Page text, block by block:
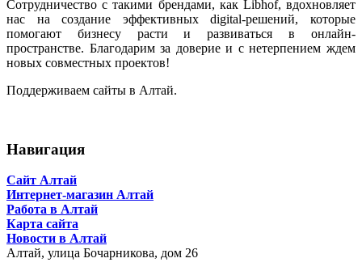
Сотрудничество с такими брендами, как Libhof, вдохновляет
нас на создание эффективных digital-решений, которые
помогают бизнесу расти и развиваться в онлайн-
пространстве. Благодарим за доверие и с нетерпением ждем
новых совместных проектов!
Поддерживаем сайты в Алтай.
Навигация
Сайт Алтай
Интернет-магазин Алтай
Работа в Алтай
Карта сайта
Новости в Алтай
Алтай, улица Бочарникова, дом 26